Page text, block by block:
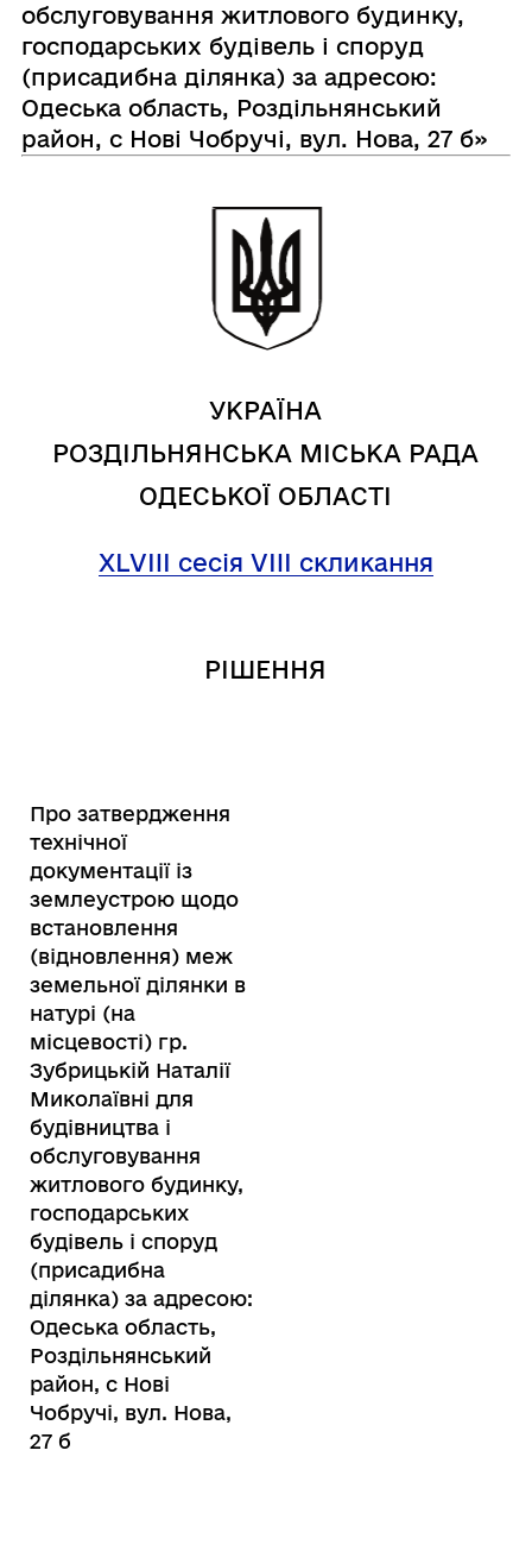
обслуговування житлового будинку,
господарських будівель і споруд
(присадибна ділянка) за адресою:
Одеська область, Роздільнянський
район, с Нові Чобручі, вул. Нова, 27 б»
УКРАЇНА
РОЗДІЛЬНЯНСЬКА МІСЬКА РАДА
ОДЕСЬКОЇ ОБЛАСТІ
XLVIII сесія VIII скликання
РІШЕННЯ
Про затвердження
технічної
документації із
землеустрою щодо
встановлення
(відновлення) меж
земельної ділянки в
натурі (на
місцевості) гр.
Зубрицькій Наталії
Миколаївні для
будівництва і
обслуговування
житлового будинку,
господарських
будівель і споруд
(присадибна
ділянка) за адресою:
Одеська область,
Роздільнянський
район, с Нові
Чобручі, вул. Нова,
27 б